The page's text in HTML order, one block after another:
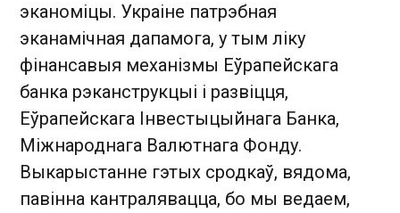
эканоміцы. Украіне патрэбная
эканамічная дапамога, у тым ліку
фінансавыя механізмы Еўрапейскага
банка рэканструкцыі і развіцця,
Еўрапейскага Інвестыцыйнага Банка,
Міжнароднага Валютнага Фонду.
Выкарыстанне гэтых сродкаў, вядома,
павінна кантралявацца, бо мы ведаем,